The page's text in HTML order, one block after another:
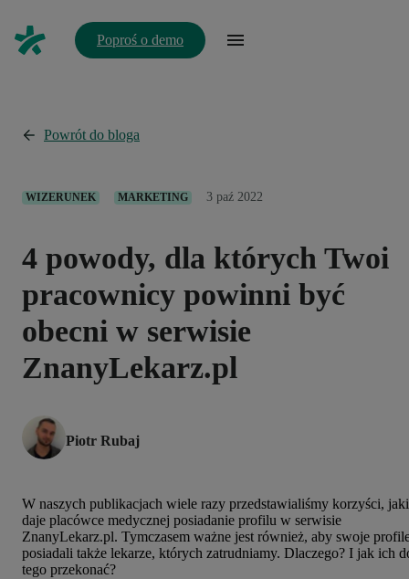
Poproś o demo
Powrót do bloga
WIZERUNEK MARKETING 3 paź 2022
4 powody, dla których Twoi
pracownicy powinni być
obecni w serwisie
ZnanyLekarz.pl
Piotr Rubaj
W naszych publikacjach wiele razy przedstawialiśmy korzyści,
daje placówce medycznej posiadanie profilu w serwisie
ZnanyLekarz.pl. Tymczasem ważne jest również, aby swoje
posiadali także lekarze, których zatrudniamy. Dlaczego? I jak ich
tego przekonać?